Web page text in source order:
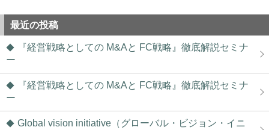
最近の投稿
『経営戦略としての M&Aと FC戦略』徹底解説セミナ
ー
『経営戦略としての M&Aと FC戦略』徹底解説セミナ
ー
Global vision initiative（グローバル・ビジョン・イニ